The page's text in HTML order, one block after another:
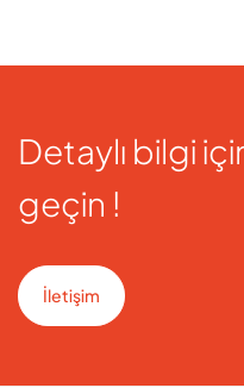
Detaylı bilgi
geçin !
İletişim